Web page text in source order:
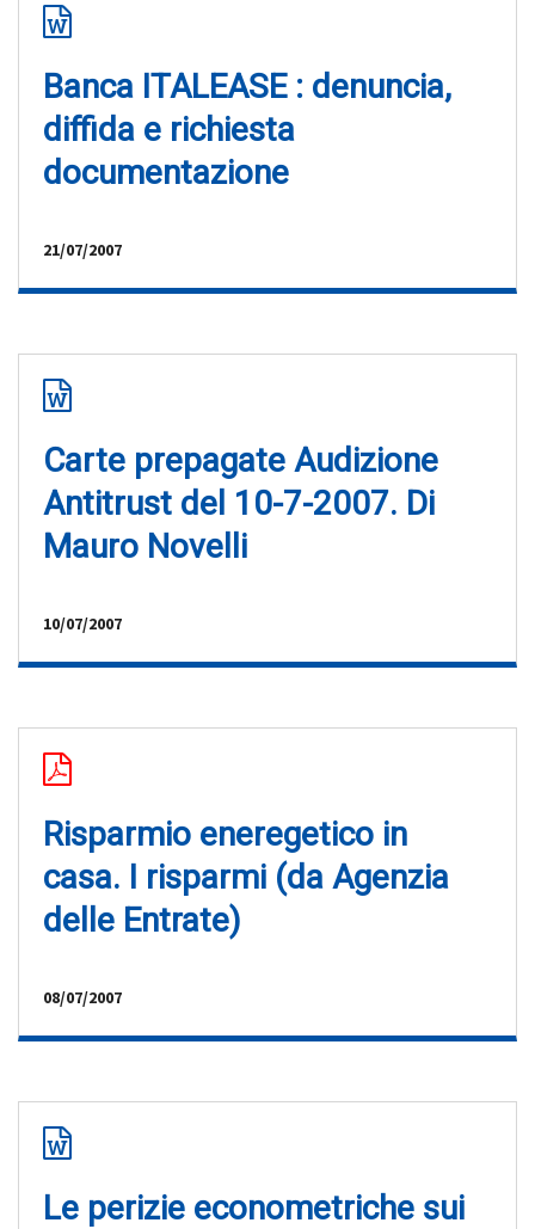
Banca ITALEASE : denuncia,
diffida e richiesta
documentazione
21/07/2007
Carte prepagate Audizione
Antitrust del 10-7-2007. Di
Mauro Novelli
10/07/2007
Risparmio eneregetico in
casa. I risparmi (da Agenzia
delle Entrate)
08/07/2007
Le perizie econometriche sui